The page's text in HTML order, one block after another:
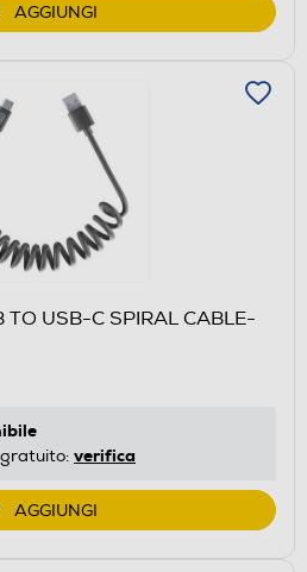
AGGIUNGI
TO USB-C SPIRAL CABLE-
verifica
AGGIUNGI